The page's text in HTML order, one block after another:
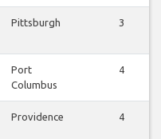
Pittsburgh 3
Port
Columbus
4
Providence 4